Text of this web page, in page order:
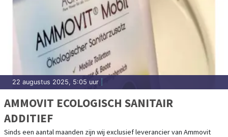
22 augustus 2025, 5:05 uur
AMMOVIT ECOLOGISCH SANITAIR
ADDITIEF
Sinds een aantal maanden zijn wij exclusief leverancier van Ammovit